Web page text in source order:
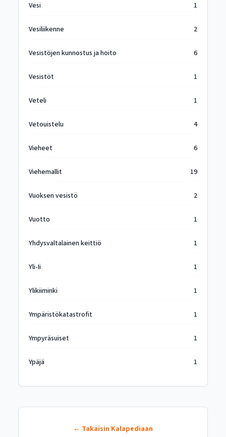
Vesi 1
Vesiliikenne 2
Vesistöjen kunnostus ja hoito 6
Vesistöt 1
Veteli 1
Vetouistelu 4
Vieheet 6
Viehemallit 19
Vuoksen vesistö 2
Vuotto 1
Yhdysvaltalainen keittiö 1
Yli-Ii 1
Ylikiiminki 1
Ympäristökatastrofit 1
Ympyräsuiset 1
Ypäjä 1
← Takaisin Kalapediaan